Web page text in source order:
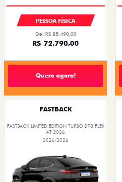
PESSOA FÍSICA
De: R$ 85.490,00
R$ 72.790,00
Quero agora!
FASTBACK
FASTBACK LIMITED EDITION TURBO 270 FLEX
AT 2026
2026/2026